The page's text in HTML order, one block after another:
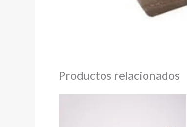
Productos relacionados